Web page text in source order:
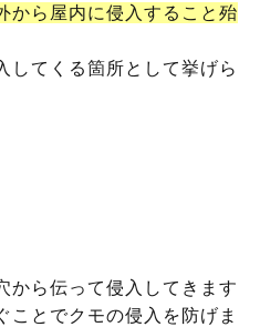
から屋内に侵入すること殆
してくる箇所として挙げら
から伝って侵入してきます
ことでクモの侵入を防げま